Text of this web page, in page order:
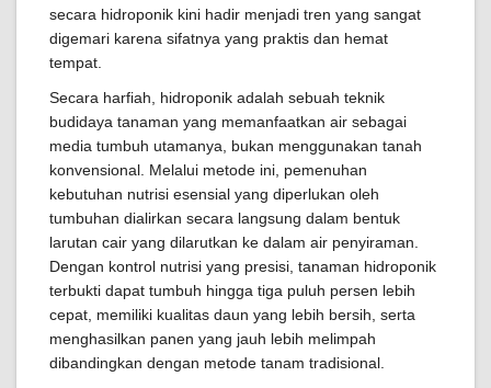
secara hidroponik kini hadir menjadi tren yang sangat
digemari karena sifatnya yang praktis dan hemat
tempat.
Secara harfiah, hidroponik adalah sebuah teknik
budidaya tanaman yang memanfaatkan air sebagai
media tumbuh utamanya, bukan menggunakan tanah
konvensional. Melalui metode ini, pemenuhan
kebutuhan nutrisi esensial yang diperlukan oleh
tumbuhan dialirkan secara langsung dalam bentuk
larutan cair yang dilarutkan ke dalam air penyiraman.
Dengan kontrol nutrisi yang presisi, tanaman hidroponik
terbukti dapat tumbuh hingga tiga puluh persen lebih
cepat, memiliki kualitas daun yang lebih bersih, serta
menghasilkan panen yang jauh lebih melimpah
dibandingkan dengan metode tanam tradisional.